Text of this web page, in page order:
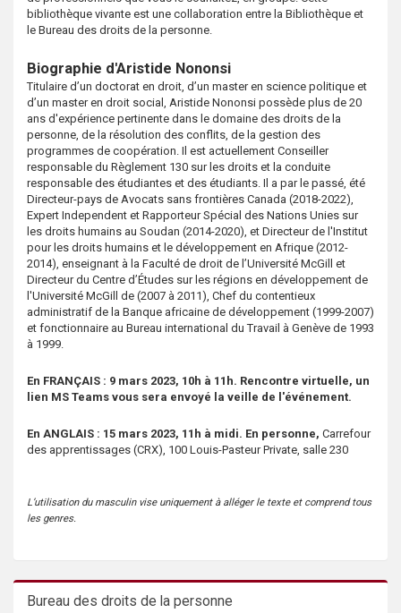
bibliothèque vivante est une collaboration entre la Bibliothèque et
le Bureau des droits de la personne.
Biographie d'Aristide Nononsi
Titulaire d’un doctorat en droit, d’un master en science politique et
d’un master en droit social, Aristide Nononsi possède plus de 20
ans d'expérience pertinente dans le domaine des droits de la
personne, de la résolution des conflits, de la gestion des
programmes de coopération. Il est actuellement Conseiller
responsable du Règlement 130 sur les droits et la conduite
responsable des étudiantes et des étudiants. Il a par le passé, été
Directeur-pays de Avocats sans frontières Canada (2018-2022),
Expert Independent et Rapporteur Spécial des Nations Unies sur
les droits humains au Soudan (2014-2020), et Directeur de l'Institut
pour les droits humains et le développement en Afrique (2012-
2014), enseignant à la Faculté de droit de l’Université McGill et
Directeur du Centre d’Études sur les régions en développement de
l'Université McGill de (2007 à 2011), Chef du contentieux
administratif de la Banque africaine de développement (1999-2007)
et fonctionnaire au Bureau international du Travail à Genève de 1993
à 1999.
En FRANÇAIS : 9 mars 2023, 10h à 11h. Rencontre virtuelle, un
lien MS Teams vous sera envoyé la veille de l'événement.
En ANGLAIS : 15 mars 2023, 11h à midi. En personne, Carrefour
des apprentissages (CRX), 100 Louis-Pasteur Private, salle 230
L’utilisation du masculin vise uniquement à alléger le texte et comprend tous
les genres.
Bureau des droits de la personne